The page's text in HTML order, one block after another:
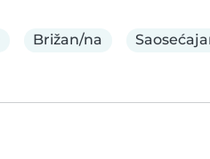
Brižan/na